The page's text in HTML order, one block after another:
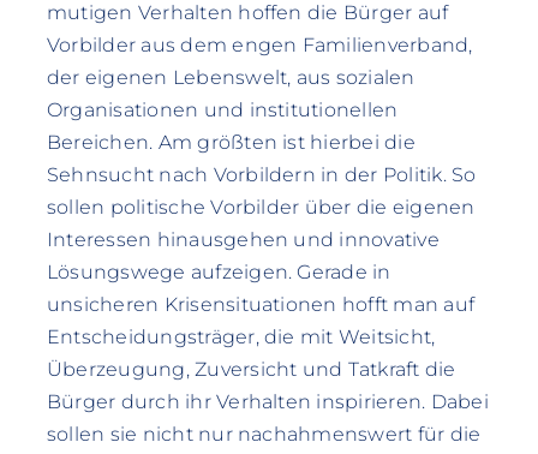
mutigen Verhalten hoffen die Bürger auf
Vorbilder aus dem engen Familienverband,
der eigenen Lebenswelt, aus sozialen
Organisationen und institutionellen
Bereichen. Am größten ist hierbei die
Sehnsucht nach Vorbildern in der Politik. So
sollen politische Vorbilder über die eigenen
Interessen hinausgehen und innovative
Lösungswege aufzeigen. Gerade in
unsicheren Krisensituationen hofft man auf
Entscheidungsträger, die mit Weitsicht,
Überzeugung, Zuversicht und Tatkraft die
Bürger durch ihr Verhalten inspirieren. Dabei
sollen sie nicht nur nachahmenswert für die